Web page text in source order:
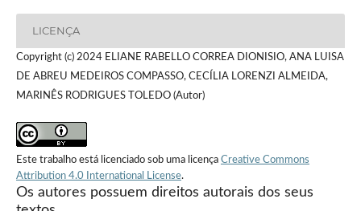
LICENÇA
Copyright (c) 2024 ELIANE RABELLO CORREA DIONISIO, ANA LUISA
DE ABREU MEDEIROS COMPASSO, CECÍLIA LORENZI ALMEIDA,
MARINÊS RODRIGUES TOLEDO (Autor)
Este trabalho está licenciado sob uma licença Creative Commons
Attribution 4.0 International License.
Os autores possuem direitos autorais dos seus